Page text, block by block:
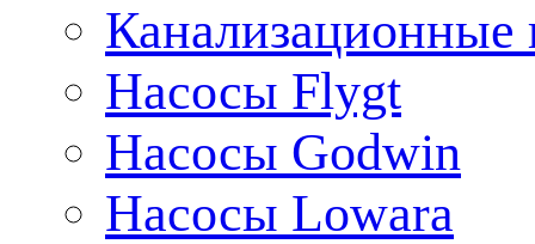
Канализационные
Насосы Flygt
Насосы Godwin
Насосы Lowara